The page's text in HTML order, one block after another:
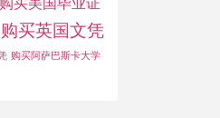
购买英国文凭
购买阿萨巴斯卡大学